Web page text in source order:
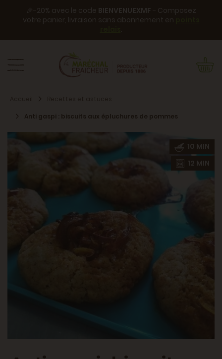
🎉-20% avec le code BIENVENUEXMF - Composez
votre panier, livraison sans abonnement en
.
Anti gaspi : biscuits aux épluchures de pommes
10 MIN
12 MIN